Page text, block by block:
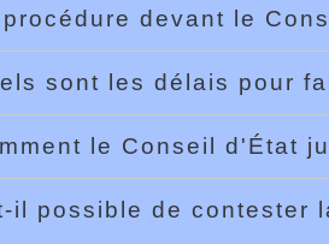
devant le
sont les délais pour
le Conseil d'État
il possible de contester